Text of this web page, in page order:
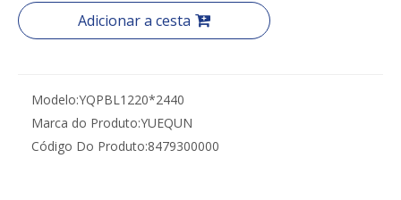
Adicionar a cesta
Modelo:YQPBL1220*2440
Marca do Produto:YUEQUN
Código Do Produto:8479300000